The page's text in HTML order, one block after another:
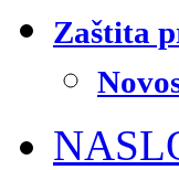
Zaštita